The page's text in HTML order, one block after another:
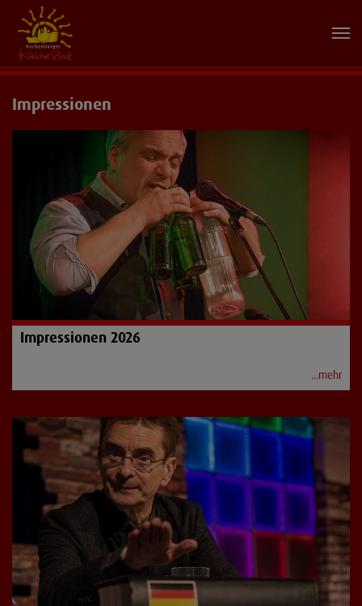
Impressionen
Impressionen 2026
...mehr